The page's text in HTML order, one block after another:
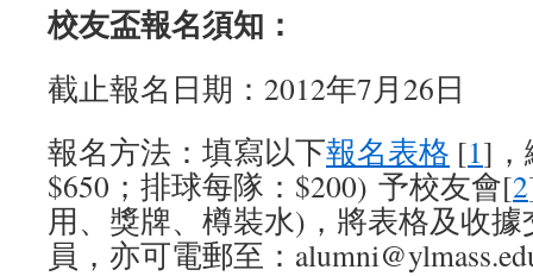
校友盃報名須知：
截止報名日期：2012年7月26日
報名方法：填寫以下報名表格 [1]，
$650；排球每隊：$200) 予校友會[2
用、獎牌、樽裝水)，將表格及收
員，亦可電郵至：